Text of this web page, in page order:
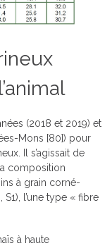
(2018 et 2019) et
Mons [80]) pour
Il s’agissait de
composition
à grain corné-
l’une type « fibre
à haute